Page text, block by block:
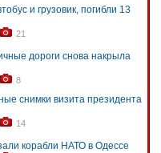
и грузовик, погибли 13
21
дороги снова накрыла
8
снимки визита президента
14
корабли НАТО в Одессе